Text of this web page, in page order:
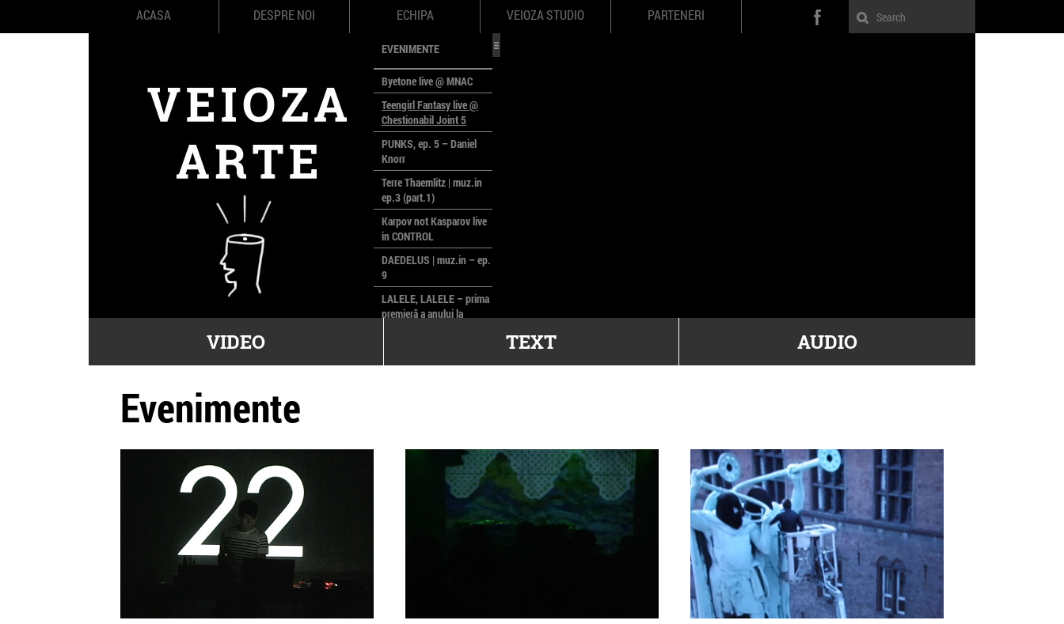
ACASA DESPRE NOI ECHIPA VEIOZA STUDIO PARTENERI
EVENIMENTE
Byetone live @ MNAC
Teengirl Fantasy live @
Chestionabil Joint 5
PUNKS, ep. 5 – Daniel
Knorr
Terre Thaemlitz | muz.in
ep.3 (part.1)
Karpov not Kasparov live
in CONTROL
DAEDELUS | muz.in – ep.
9
LALELE, LALELE – prima
premieră a anului la
poloneze la București
VIDEO TEXT AUDIO
Evenimente